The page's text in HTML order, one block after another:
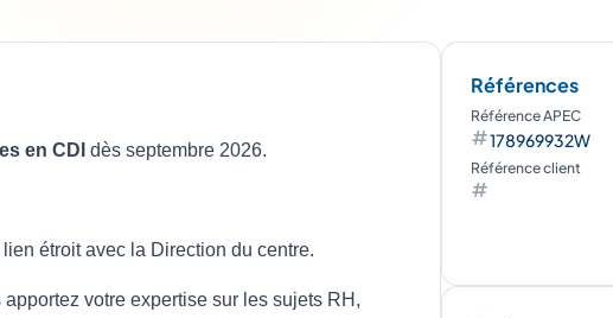
Références
Référence APEC
178969932W
Référence client